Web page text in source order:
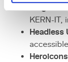
Wagtail/
KERN-IT,
Headless
Heroicons